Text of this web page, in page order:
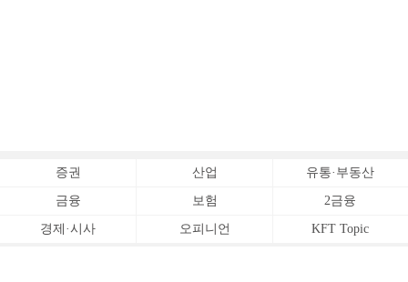
증권 산업 유통·부동산
금융 보험 2금융
경제·시사 오피니언 KFT Topic